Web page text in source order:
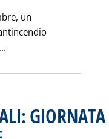
un
Leggi tutta la notizia:
GIORNATA
. Pubblicata mercoledì 23